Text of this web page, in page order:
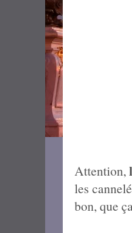
Attention,
les
bon, que